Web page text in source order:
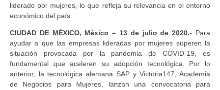
liderado por mujeres, lo que refleja su relevancia en el entorno
económico del país
CIUDAD DE MÉXICO, México – 13 de julio de 2020.- Para
ayudar a que las empresas lideradas por mujeres superen la
situación provocada por la pandemia de COVID-19, es
fundamental que aceleren su adopción tecnológica. Por lo
anterior, la tecnológica alemana SAP y Victoria147, Academia
de Negocios para Mujeres, lanzan una convocatoria para